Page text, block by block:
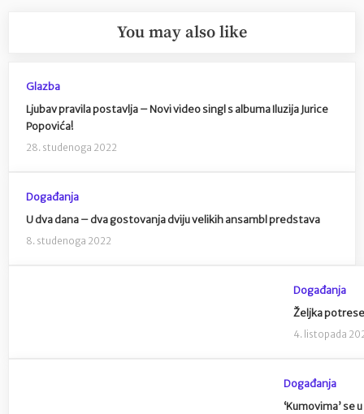
You may also like
Glazba
Ljubav pravila postavlja – Novi video singl s albuma Iluzija Jurice
Popovića!
28. studenoga 2022
Događanja
U dva dana – dva gostovanja dviju velikih ansambl predstava
8. studenoga 2022
Događanja
Željka
4. listopada
Događanja
‘Kumovima’ se